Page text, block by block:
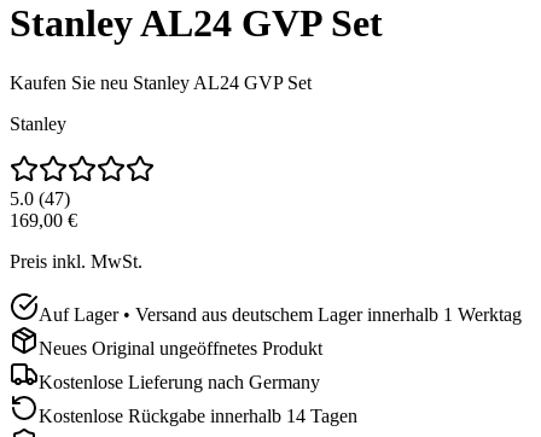
Stanley AL24 GVP Set
Kaufen Sie neu Stanley AL24 GVP Set
Stanley
5.0 (47)
169,00 €
Preis inkl. MwSt.
Auf Lager • Versand aus deutschem Lager innerhalb 1 Werktag
Neues Original ungeöffnetes Produkt
Kostenlose Lieferung nach Germany
Kostenlose Rückgabe innerhalb 14 Tagen